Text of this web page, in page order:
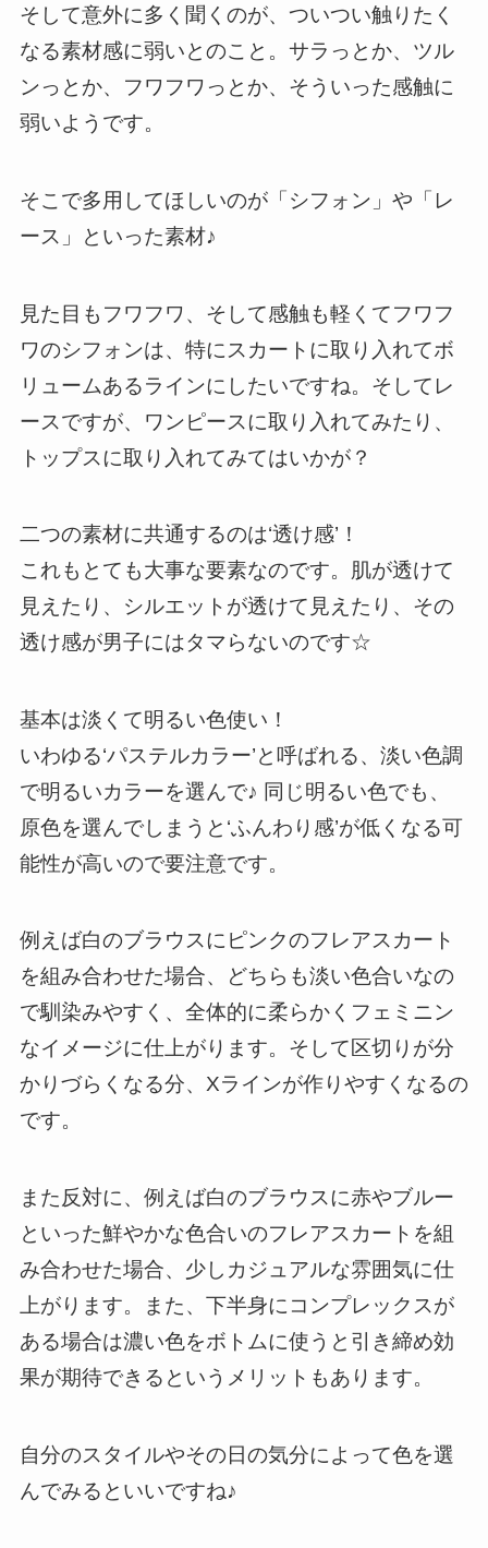
そして意外に多く聞くのが、ついつい触りたく
なる素材感に弱いとのこと。サラっとか、ツル
ンっとか、フワフワっとか、そういった感触に
弱いようです。
そこで多用してほしいのが「シフォン」や「レ
ース」といった素材♪
見た目もフワフワ、そして感触も軽くてフワフ
ワのシフォンは、特にスカートに取り入れてボ
リュームあるラインにしたいですね。そしてレ
ースですが、ワンピースに取り入れてみたり、
トップスに取り入れてみてはいかが？
二つの素材に共通するのは‘透け感’！
これもとても大事な要素なのです。肌が透けて
見えたり、シルエットが透けて見えたり、その
透け感が男子にはタマらないのです☆
基本は淡くて明るい色使い！
いわゆる‘パステルカラー’と呼ばれる、淡い色調
で明るいカラーを選んで♪ 同じ明るい色でも、
原色を選んでしまうと‘ふんわり感’が低くなる可
能性が高いので要注意です。
例えば白のブラウスにピンクのフレアスカート
を組み合わせた場合、どちらも淡い色合いなの
で馴染みやすく、全体的に柔らかくフェミニン
なイメージに仕上がります。そして区切りが分
かりづらくなる分、Xラインが作りやすくなるの
です。
また反対に、例えば白のブラウスに赤やブルー
といった鮮やかな色合いのフレアスカートを組
み合わせた場合、少しカジュアルな雰囲気に仕
上がります。また、下半身にコンプレックスが
ある場合は濃い色をボトムに使うと引き締め効
果が期待できるというメリットもあります。
自分のスタイルやその日の気分によって色を選
んでみるといいですね♪